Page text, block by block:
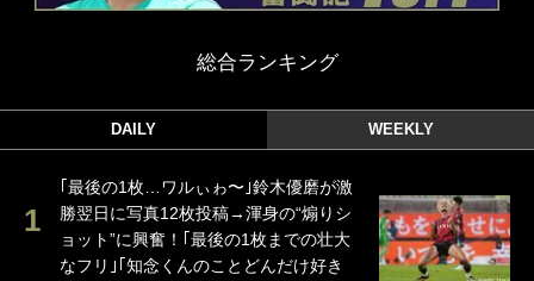
総合ランキング
DAILY WEEKLY
｢最後の1枚…ワルぃゎ〜｣鈴木優磨が激
勝翌日に写真12枚投稿→渾身の“煽りシ
ョット”に興奮！｢最後の1枚までの壮大
なフリ｣｢知念くんのことどんだけ好き